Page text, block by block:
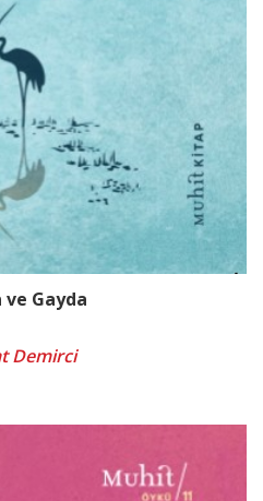
ve Gayda
Demirci